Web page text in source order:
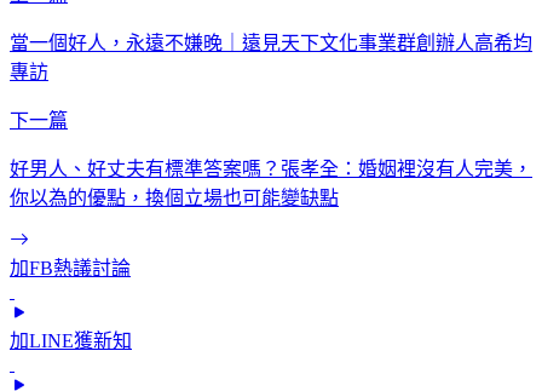
當一個好人，永遠不嫌晚｜遠見天下文化事業群創辦人高希均
專訪
下一篇
好男人、好丈夫有標準答案嗎？張孝全：婚姻裡沒有人完美，
你以為的優點，換個立場也可能變缺點
加FB熱議討論
加LINE獲新知